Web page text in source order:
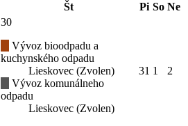
Št Pi So Ne
30
Vývoz bioodpadu a
kuchynského odpadu
Lieskovec (Zvolen)
Vývoz komunálneho
odpadu
Lieskovec (Zvolen)
31 1 2